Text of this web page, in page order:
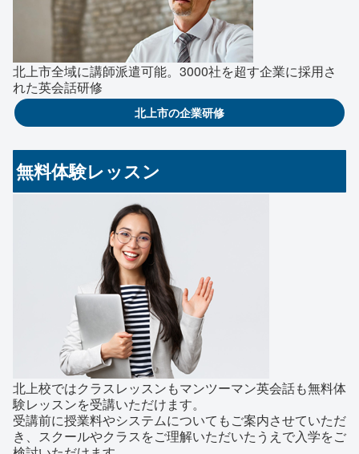
北上市全域に講師派遣可能。3000社を超す企業に採用さ
れた英会話研修
北上市の企業研修
無料体験レッスン
北上校ではクラスレッスンもマンツーマン英会話も無料体
験レッスンを受講いただけます。
受講前に授業料やシステムについてもご案内させていただ
き、スクールやクラスをご理解いただいたうえで入学をご